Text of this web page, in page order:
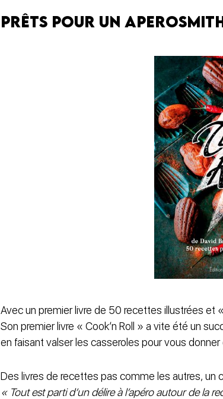
Prêts pour un
Avec un premier livre de 50 recettes illustrées et
Son premier livre « Cook’n Roll » a vite été un
en faisant valser les casseroles pour vous
Des livres de recettes pas comme les autres,
« Tout est parti d’un délire à l’apéro autour de la